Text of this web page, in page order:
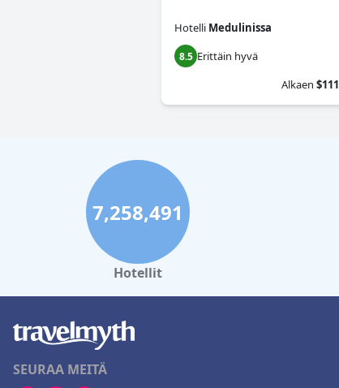
Hotelli Medulinissa
8.5 Erittäin hyvä
Alkaen $111
7,258,491
Hotellit
SEURAA MEITÄ